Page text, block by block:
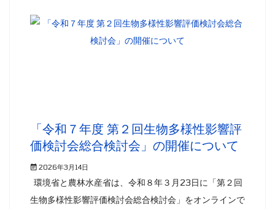
「令和７年度 第２回生物多様性影響評
価検討会総合検討会」の開催について
2026年3月14日
環境省と農林水産省は、令和８年３月23日に「第２回
生物多様性影響評価検討会総合検討会」をオンラインで